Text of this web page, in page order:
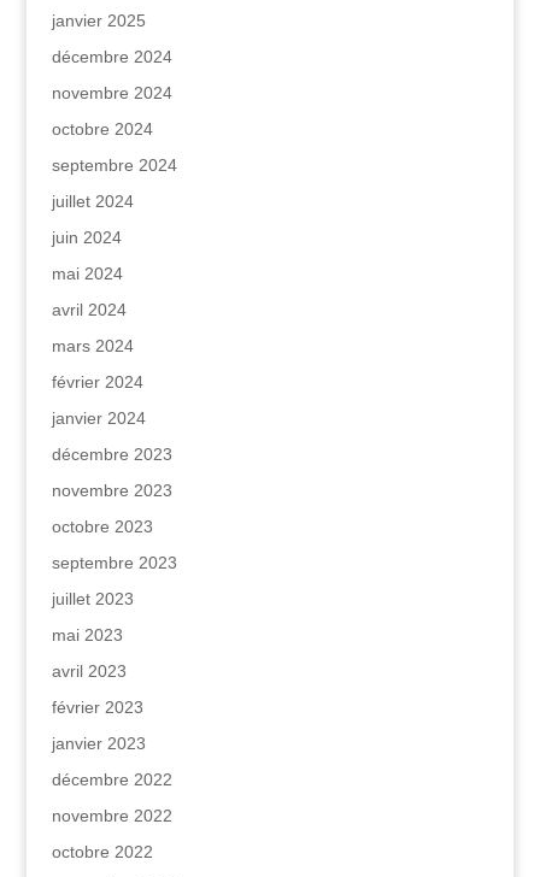
janvier 2025
décembre 2024
novembre 2024
octobre 2024
septembre 2024
juillet 2024
juin 2024
mai 2024
avril 2024
mars 2024
février 2024
janvier 2024
décembre 2023
novembre 2023
octobre 2023
septembre 2023
juillet 2023
mai 2023
avril 2023
février 2023
janvier 2023
décembre 2022
novembre 2022
octobre 2022